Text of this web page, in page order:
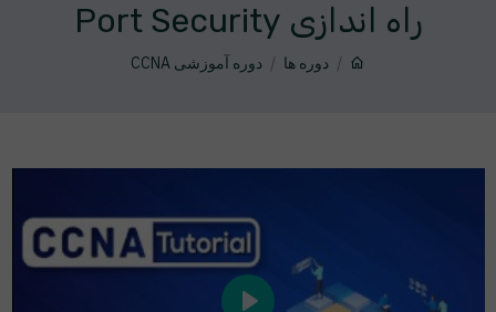
راه اندازی Port Security
دوره ها دوره آموزشی CCNA